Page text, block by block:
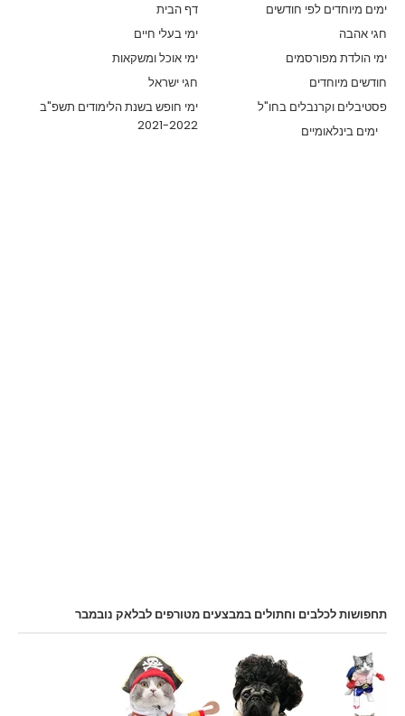
דף הבית
ימים מיוחדים לפי חודשים
ימי בעלי חיים
חגי אהבה
ימי אוכל ומשקאות
ימי הולדת מפורסמים
חגי ישראל
חודשים מיוחדים
ימי חופש בשנת הלימודים תשפ"ב
2021-2022
פסטיבלים וקרנבלים בחו"ל
ימים בינלאומיים
תחפושות לכלבים וחתולים במבצעים מטורפים לבלאק נובמבר